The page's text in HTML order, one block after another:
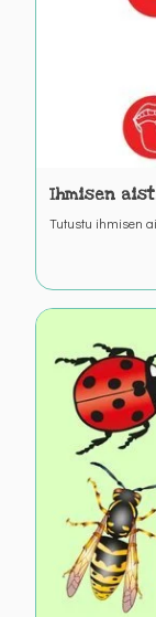
Ihmisen
Tutustu ihmisen